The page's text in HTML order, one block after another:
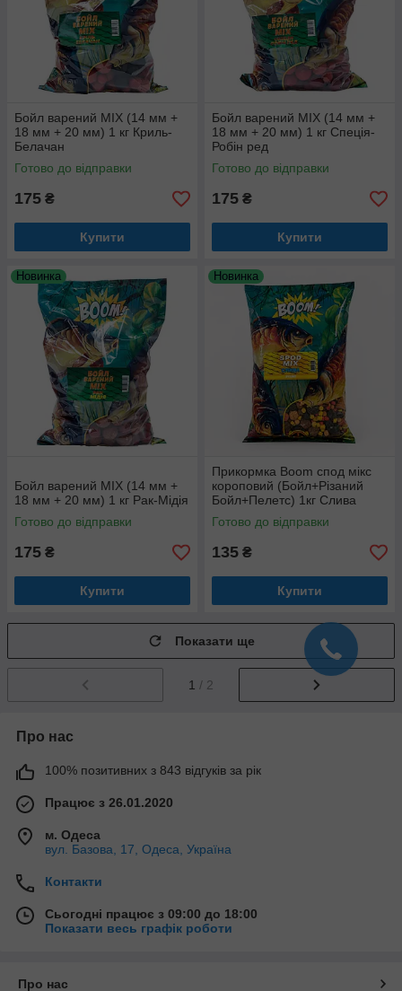
Бойл варений МІХ (14 мм +
18 мм + 20 мм) 1 кг Криль-
Белачан
Готово до відправки
175 ₴
Купити
Бойл варений МІХ (14 мм +
18 мм + 20 мм) 1 кг Спеція-
Робін ред
Готово до відправки
175 ₴
Купити
Новинка
Бойл варений МІХ (14 мм +
18 мм + 20 мм) 1 кг Рак-Мідія
Готово до відправки
175 ₴
Купити
Новинка
Прикормка Boom спод мікс
короповий (Бойл+Різаний
Бойл+Пелетс) 1кг Слива
Готово до відправки
135 ₴
Купити
Показати ще
1 / 2
Про нас
100% позитивних з 843 відгуків за рік
Працює з 26.01.2020
м. Одеса
вул. Базова, 17, Одеса, Україна
Контакти
Сьогодні працює з 09:00 до 18:00
Показати весь графік роботи
Про нас